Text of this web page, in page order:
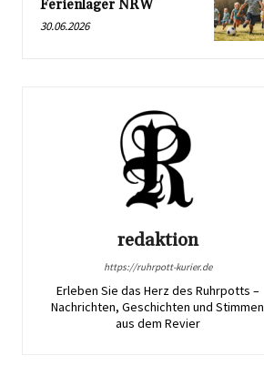
Ferienlager NRW
30.06.2026
redaktion
https://ruhrpott-kurier.de
Erleben Sie das Herz des Ruhrpotts –
Nachrichten, Geschichten und Stimmen
aus dem Revier